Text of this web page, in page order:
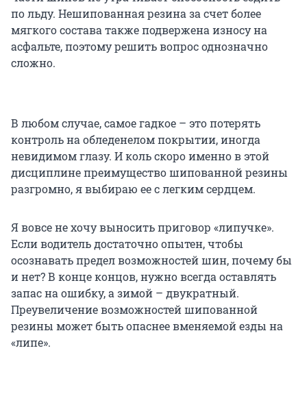
по льду. Нешипованная резина за счет более
мягкого состава также подвержена износу на
асфальте, поэтому решить вопрос однозначно
сложно.
В любом случае, самое гадкое – это потерять
контроль на обледенелом покрытии, иногда
невидимом глазу. И коль скоро именно в этой
дисциплине преимущество шипованной резины
разгромно, я выбираю ее с легким сердцем.
Я вовсе не хочу выносить приговор «липучке».
Если водитель достаточно опытен, чтобы
осознавать предел возможностей шин, почему бы
и нет? В конце концов, нужно всегда оставлять
запас на ошибку, а зимой – двукратный.
Преувеличение возможностей шипованной
резины может быть опаснее вменяемой езды на
«липе».